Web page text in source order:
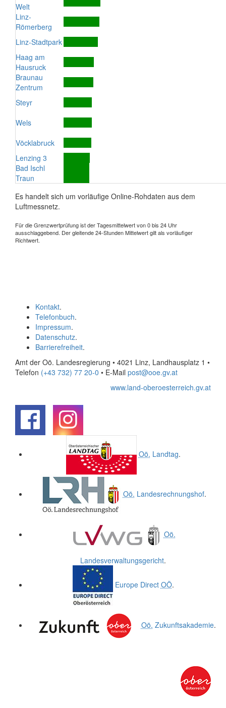
Welt
Linz-
Römerberg
Linz-Stadtpark
Haag am
Hausruck
Braunau
Zentrum
Steyr
Wels
Vöcklabruck
Lenzing 3
Bad Ischl
Traun
Es handelt sich um vorläufige Online-Rohdaten aus dem
Luftmessnetz.
Für die Grenzwertprüfung ist der Tagesmittelwert von 0 bis 24 Uhr
ausschlaggebend. Der gleitende 24-Stunden Mittelwert gilt als vorläufiger
Richtwert.
Kontakt.
Telefonbuch.
Impressum.
Datenschutz.
Barrierefreiheit.
Amt der Oö. Landesregierung • 4021 Linz, Landhausplatz 1 •
Telefon (+43 732) 77 20-0 • E-Mail post@ooe.gv.at
www.land-oberoesterreich.gv.at
Oö. Landtag.
Oö. Landesrechnungshof.
Oö.
Landesverwaltungsgericht.
Europe Direct OÖ.
Oö. Zukunftsakademie.